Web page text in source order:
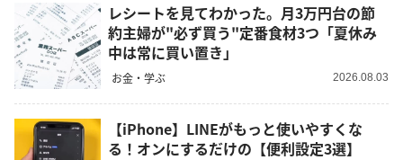
レシートを見てわかった。月3万円台の節
約主婦が"必ず買う"定番食材3つ「夏休み
中は常に買い置き」
お金・学ぶ 2026.08.03
【iPhone】LINEがもっと使いやすくな
る！オンにするだけの【便利設定3選】